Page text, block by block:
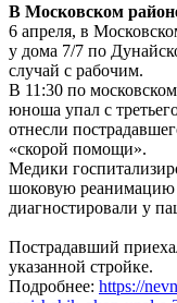
В Московском
6 апреля, в
у дома 7/7 по
случай с рабочим.
В 11:30 по
юноша упал с
отнесли
«скорой помощи».
Медики
шоковую
диагностировали у
Пострадавший
указанной стройке.
Подробнее: https://